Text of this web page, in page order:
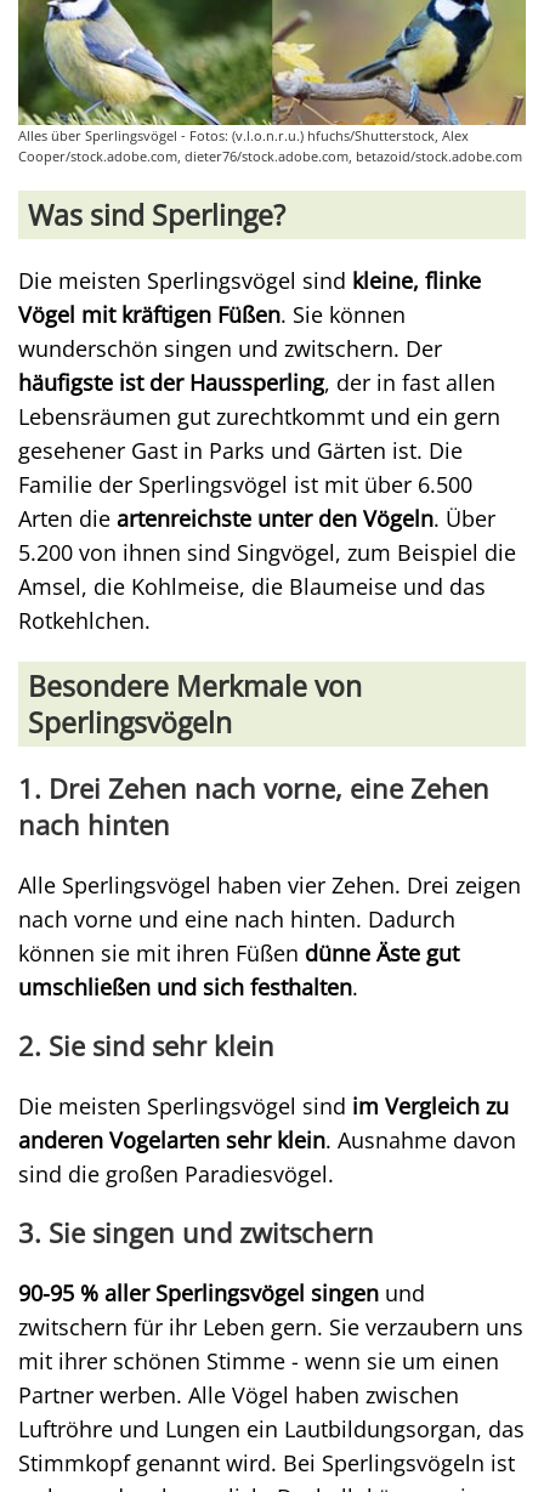
Alles über Sperlingsvögel - Fotos: (v.l.o.n.r.u.) hfuchs/Shutterstock, Alex
Cooper/stock.adobe.com, dieter76/stock.adobe.com, betazoid/stock.adobe.com
Was sind Sperlinge?
Die meisten Sperlingsvögel sind kleine, flinke
Vögel mit kräftigen Füßen. Sie können
wunderschön singen und zwitschern. Der
häufigste ist der Haussperling, der in fast allen
Lebensräumen gut zurechtkommt und ein gern
gesehener Gast in Parks und Gärten ist. Die
Familie der Sperlingsvögel ist mit über 6.500
Arten die artenreichste unter den Vögeln. Über
5.200 von ihnen sind Singvögel, zum Beispiel die
Amsel, die Kohlmeise, die Blaumeise und das
Rotkehlchen.
Besondere Merkmale von
Sperlingsvögeln
1. Drei Zehen nach vorne, eine Zehen
nach hinten
Alle Sperlingsvögel haben vier Zehen. Drei zeigen
nach vorne und eine nach hinten. Dadurch
können sie mit ihren Füßen dünne Äste gut
umschließen und sich festhalten.
2. Sie sind sehr klein
Die meisten Sperlingsvögel sind im Vergleich zu
anderen Vogelarten sehr klein. Ausnahme davon
sind die großen Paradiesvögel.
3. Sie singen und zwitschern
90-95 % aller Sperlingsvögel singen und
zwitschern für ihr Leben gern. Sie verzaubern uns
mit ihrer schönen Stimme - wenn sie um einen
Partner werben. Alle Vögel haben zwischen
Luftröhre und Lungen ein Lautbildungsorgan, das
Stimmkopf genannt wird. Bei Sperlingsvögeln ist